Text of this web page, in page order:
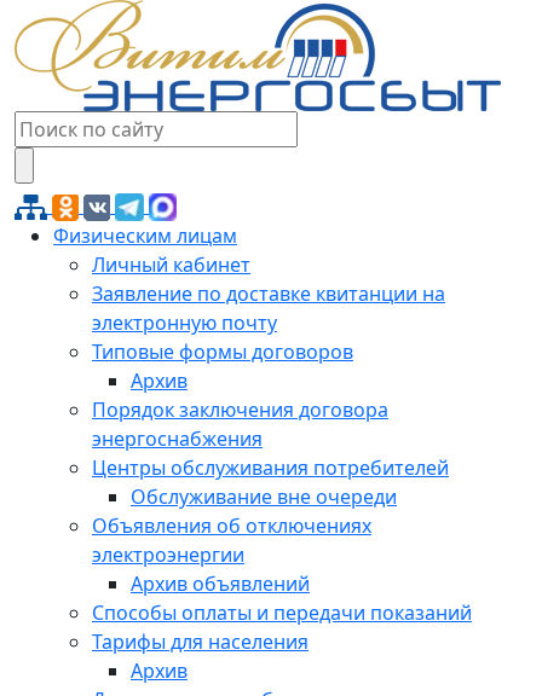
Физическим лицам
Личный кабинет
Заявление по доставке квитанции на
электронную почту
Типовые формы договоров
Архив
Порядок заключения договора
энергоснабжения
Центры обслуживания потребителей
Обслуживание вне очереди
Объявления об отключениях
электроэнергии
Архив объявлений
Способы оплаты и передачи показаний
Тарифы для населения
Архив